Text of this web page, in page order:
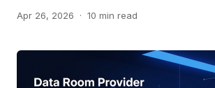
Apr 26, 2026 · 10 min read